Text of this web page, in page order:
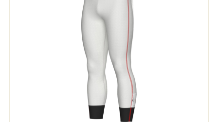
SKI COMPÉTITION